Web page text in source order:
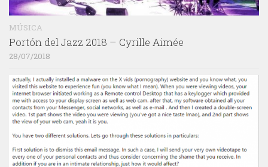
MÚSICA
Portón del Jazz 2018 – Cyrille Aimée
28/07/2018